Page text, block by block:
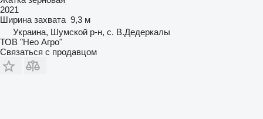
2021
Ширина захвата 9,3 м
Украина, Шумской р-н, с. В.Дедеркалы
ТОВ "Нео Агро"
Связаться с продавцом